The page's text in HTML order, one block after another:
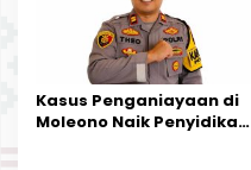
Kasus Penganiayaan di
Moleono Naik Penyidikan,